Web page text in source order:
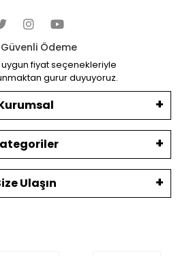
Güvenli Ödeme
uygun fiyat seçenekleriyle
gurur duyuyoruz.
Ulaşın